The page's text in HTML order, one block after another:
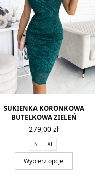
SUKIENKA KORONKOWA
BUTELKOWA ZIELEŃ
279,00 zł
S
XL
Wybierz opcje